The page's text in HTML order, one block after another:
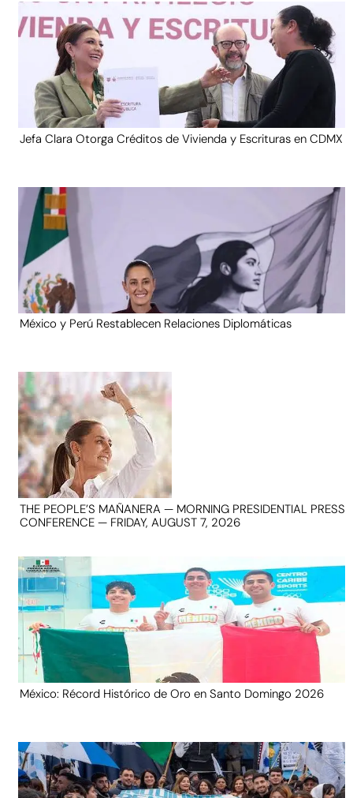
Jefa Clara Otorga Créditos de Vivienda y Escrituras en CDMX
México y Perú Restablecen Relaciones Diplomáticas
THE PEOPLE’S MAÑANERA — MORNING PRESIDENTIAL PRESS
CONFERENCE — FRIDAY, AUGUST 7, 2026
México: Récord Histórico de Oro en Santo Domingo 2026